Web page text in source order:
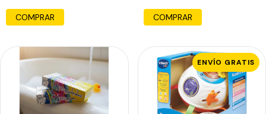
COMPRAR COMPRAR
ENVÍO GRATIS